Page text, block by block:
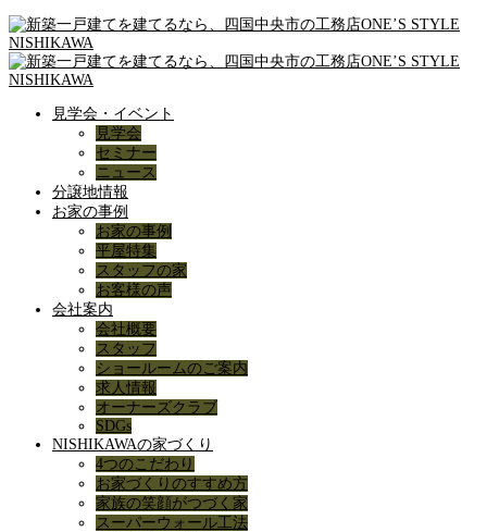
見学会・イベント
見学会
セミナー
ニュース
分譲地情報
お家の事例
お家の事例
平屋特集
スタッフの家
お客様の声
会社案内
会社概要
スタッフ
ショールームのご案内
求人情報
オーナーズクラブ
SDGs
NISHIKAWAの家づくり
4つのこだわり
お家づくりのすすめ方
家族の笑顔がつづく家
スーパーウォール工法